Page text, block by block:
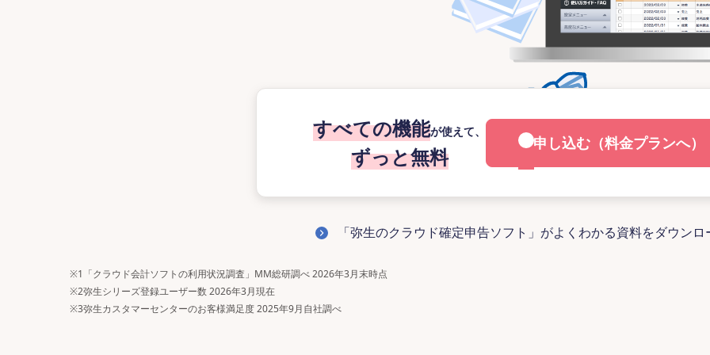
すべての機能が使えて、
ずっと無料
申し込む（料金プランへ）
「弥生のクラウド確定申告ソフト」がよくわかる資料をダウンロ
※1 「クラウド会計ソフトの利用状況調査」MM総研調べ 2026年3月末時点
※2弥生シリーズ登録ユーザー数 2026年3月現在
※3弥生カスタマーセンターのお客様満足度 2025年9月自社調べ